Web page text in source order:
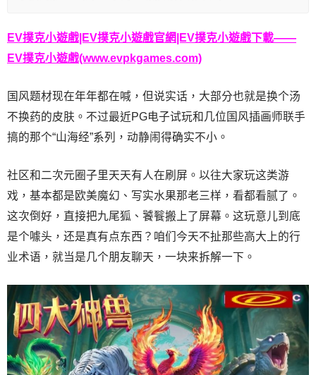
EV撲克小遊戲|EV撲克小遊戲官網|EV撲克小遊戲下載——
EV撲克小遊戲(www.evpkgames.com)
国风题材现在年年都在喊，但说实话，大部分也就是换个汤
不换药的皮肤。不过最近PG电子试玩和几位国风插画师联手
搞的那个“山海经”系列，动静闹得确实不小。
社区和二次元圈子里天天有人在刷屏。以往大家玩这类游
戏，基本都是欧美魔幻、写实水果那老三样，看都看腻了。
这次倒好，直接把九尾狐、饕餮搬上了屏幕。这玩意儿到底
是个噱头，还是真有点东西？咱们今天不扯那些高大上的行
业术语，就当是几个朋友聊天，一块来拆解一下。